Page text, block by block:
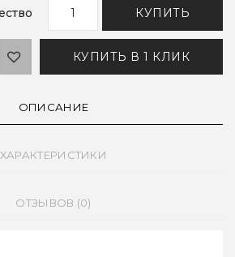
КУПИТЬ
КУПИТЬ В 1 КЛИК
ОПИСАНИЕ
ХАРАКТЕРИСТИКИ
ОТЗЫВОВ (0)